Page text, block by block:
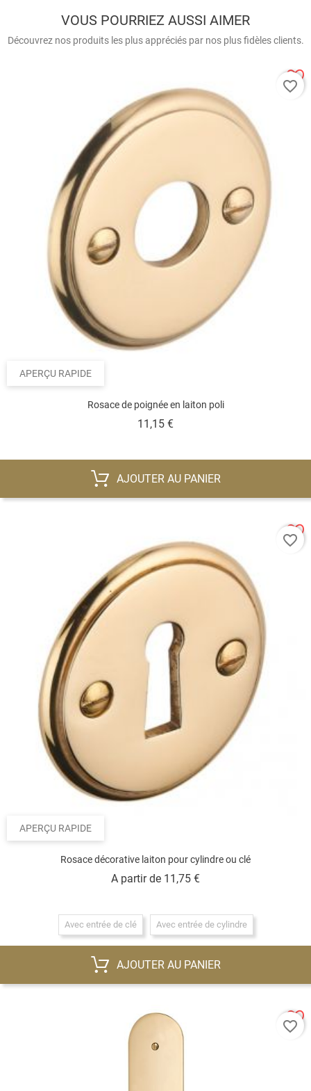
VOUS POURRIEZ AUSSI AIMER
Découvrez nos produits les plus appréciés par nos plus fidèles clients.
APERÇU RAPIDE
Rosace de poignée en laiton poli
11,15 €Prix
AJOUTER AU PANIER
favorite_border
APERÇU RAPIDE
Rosace décorative laiton pour cylindre ou clé
A partir de 11,75 €Prix
Avec entrée de clé Avec entrée de cylindre
AJOUTER AU PANIER
favorite_border
favorite_border